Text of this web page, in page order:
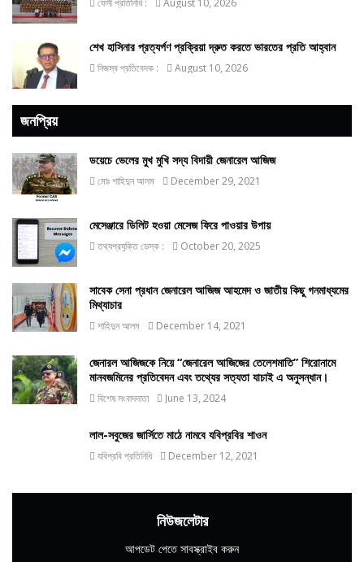
শেখ হাসিনার প্রত্যর্পণ প্রক্রিয়া দ্রুত করতে ভারতের প্রতি আহ্বান
নিজস্ব প্রতিবেদক : August 10, 2026
জনপ্রিয়
ডয়েচে ভেলের মুখ মুখি সদ্য বিদায়ী জেনারেল আজিজ
মোঃ শাহিদুন আলম December 29, 2021
মেসেঞ্জারে ডিলিট হওয়া মেসেজ ফিরে পাওয়ার উপায়
তথ্যপ্রযুক্তি ডেস্ক : October 20, 2025
সাবেক সেনা প্রধান জেনারেল আজিজ আহমেদ ও জাতীয় কিছু গনমাধ্যমের
মিথ্যাচার
শাহিদুন আলম December 14, 2021
জেনারল আজিজকে নিয়ে “জেনারেল আজিজের তেলেশমাতি” শিরোনামে
মানবজমিনের প্রতিবেদন এবং তথ্যের সত্যতা যাচাই এ অনুসন্ধান।
বিশেষ সংবাদদাতা June 13, 2024
লাল-সবুজের জার্সিতে মাঠে নামবে যবিপ্রবির শাওন
যবিপ্রবি প্রতিনিধি December 12, 2021
নিউজলেটার
আপডেট পেতে সাবস্ক্রাইব করুন